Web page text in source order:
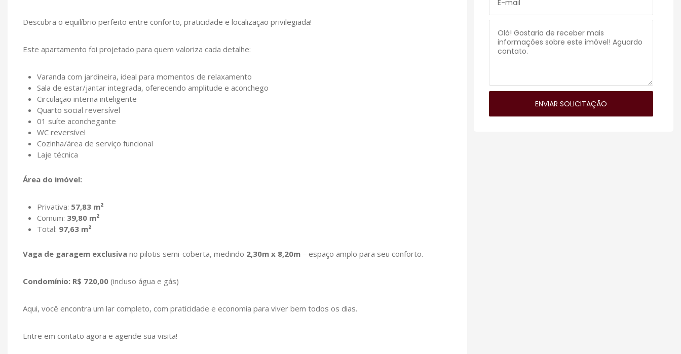
Descubra o equilíbrio perfeito entre conforto, praticidade e localização privilegiada!
Este apartamento foi projetado para quem valoriza cada detalhe:
Varanda com jardineira, ideal para momentos de relaxamento
Sala de estar/jantar integrada, oferecendo amplitude e aconchego
Circulação interna inteligente
Quarto social reversível
01 suíte aconchegante
WC reversível
Cozinha/área de serviço funcional
Laje técnica
Área do imóvel:
Privativa: 57,83 m²
Comum: 39,80 m²
Total: 97,63 m²
Vaga de garagem exclusiva no pilotis semi-coberta, medindo 2,30m x 8,20m – espaço amplo para seu conforto.
Condomínio: R$ 720,00 (incluso água e gás)
Aqui, você encontra um lar completo, com praticidade e economia para viver bem todos os dias.
Entre em contato agora e agende sua visita!